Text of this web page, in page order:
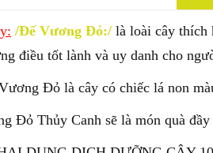
/Đế Vương Đỏ:/ là loài cây thích
điều tốt lành và uy danh cho
Đỏ là cây có chiếc lá non
Đỏ Thủy Canh sẽ là món quà